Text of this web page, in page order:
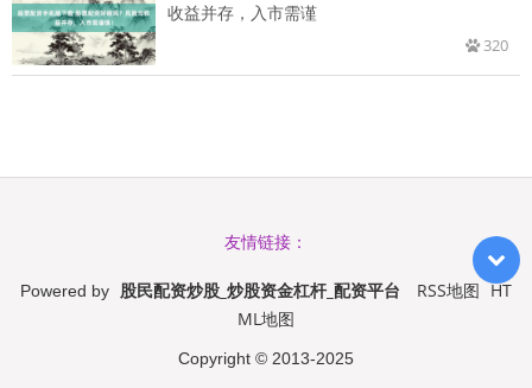
收益并存，入市需谨
320
友情链接：
Powered by 股民配资炒股_炒股资金杠杆_配资平台 RSS地图 HT
ML地图
Copyright © 2013-2025